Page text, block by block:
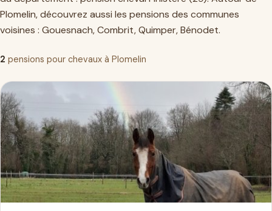
Plomelin, découvrez aussi les pensions des communes
voisines : Gouesnach,Combrit,Quimper,Bénodet.
2 pensions pour chevaux à Plomelin